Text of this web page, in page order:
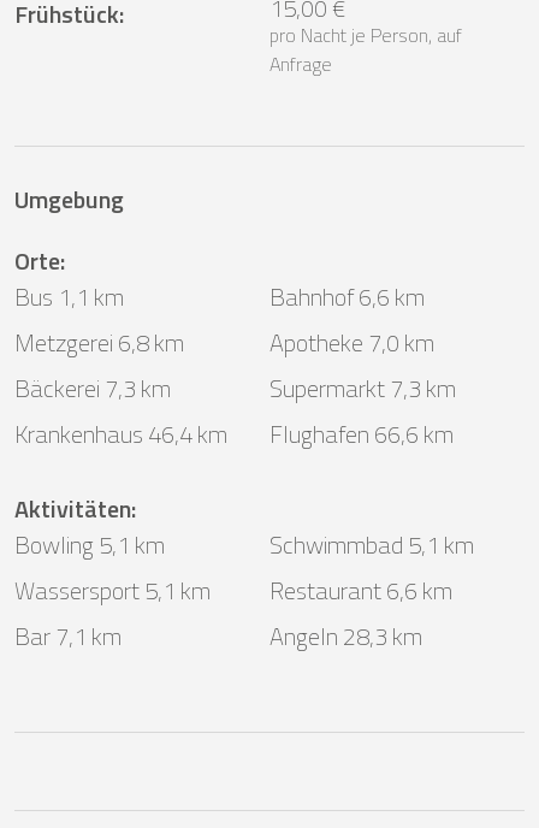
Frühstück: 15,00 €
pro Nacht je Person, auf
Anfrage
Umgebung
Orte:
Bus 1,1 km
Bahnhof 6,6 km
Metzgerei 6,8 km
Apotheke 7,0 km
Bäckerei 7,3 km
Supermarkt 7,3 km
Krankenhaus 46,4 km
Flughafen 66,6 km
Aktivitäten:
Bowling 5,1 km
Schwimmbad 5,1 km
Wassersport 5,1 km
Restaurant 6,6 km
Bar 7,1 km
Angeln 28,3 km